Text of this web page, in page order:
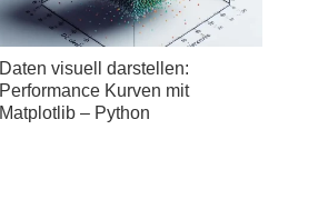
Daten visuell darstellen:
Performance Kurven mit
Matplotlib – Python